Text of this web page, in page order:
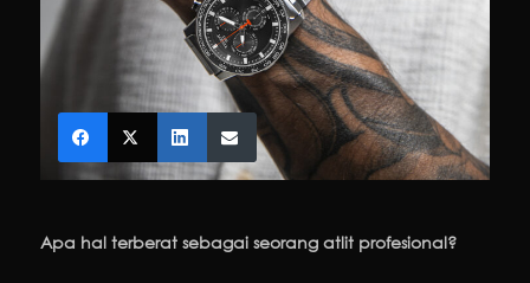
Apa hal terberat sebagai seorang atlit profesional?